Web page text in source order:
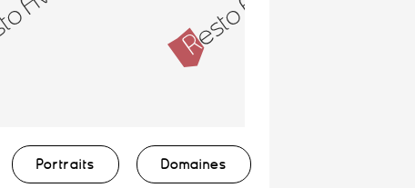
Portraits Domaines